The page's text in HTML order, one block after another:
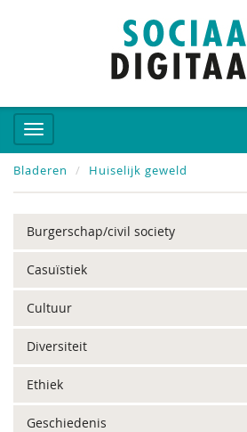
Bladeren Huiselijk geweld
Burgerschap/civil society
Casuïstiek
Cultuur
Diversiteit
Ethiek
Geschiedenis